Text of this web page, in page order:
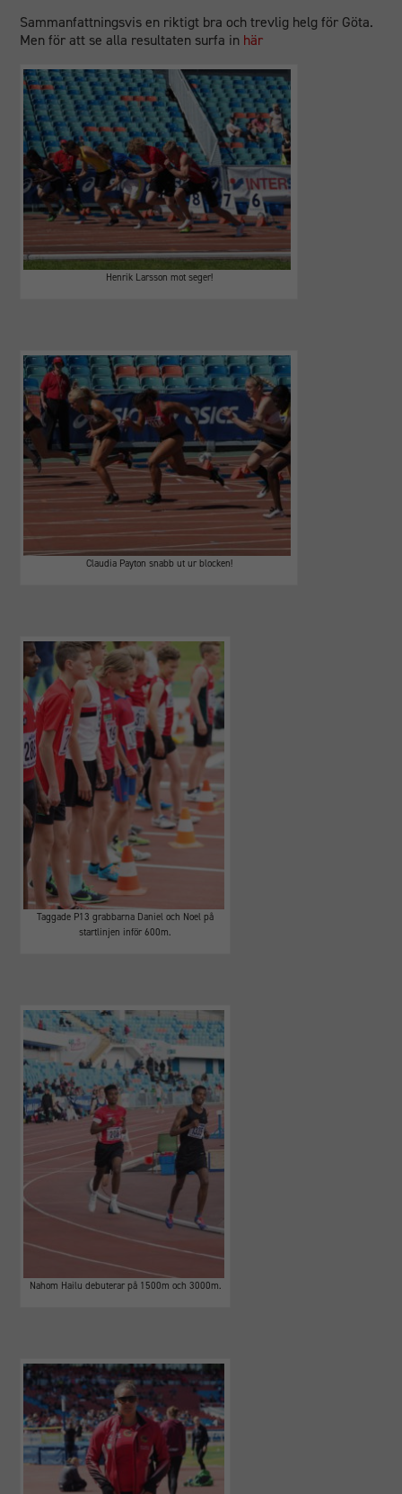
Sammanfattningsvis en riktigt bra och trevlig helg för Göta.
Men för att se alla resultaten surfa in här
Henrik Larsson mot seger!
Claudia Payton snabb ut ur blocken!
Taggade P13 grabbarna Daniel och Noel på
startlinjen inför 600m.
Nahom Hailu debuterar på 1500m och 3000m.